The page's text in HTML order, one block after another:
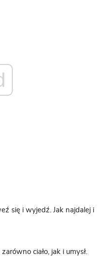
się i wyjedź. Jak najdalej i
ciało, jak i umysł.